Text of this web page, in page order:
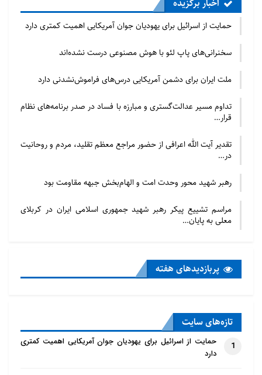
اخبار برگزیده
حمایت از اسرائیل برای یهودیان جوان آمریکایی اهمیت کمتری دارد
سخنرانی‌های پاپ لئو با هوش مصنوعی درست نشده‌اند
ملت ایران برای دشمن آمریکایی درس‌های فراموش‌نشدنی دارد
تداوم مسیر عدالت‌گستری و مبارزه با فساد در صدر برنامه‌های نظام
قرار…
تقدیر آیت الله اعرافی از حضور مراجع معظم تقلید، مردم و روحانیت
در…
رهبر شهید محور وحدت امت و الهام‌بخش جبهه مقاومت بود
مراسم تشییع پیکر رهبر شهید جمهوری اسلامی ایران در کربلای
معلی به پایان…
پربازدید‌های هفته
تازه‌‌های سایت
1
حمایت از اسرائیل برای یهودیان جوان آمریکایی اهمیت کمتری
دارد